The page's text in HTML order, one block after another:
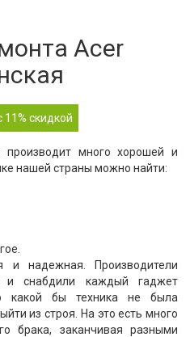
Acer
11% скидкой
производит много хорошей и
нашей страны можно найти:
и надежная. Производители
и снабдили каждый гаджет
какой бы техника не была
из строя. На это есть много
брака, заканчивая разными